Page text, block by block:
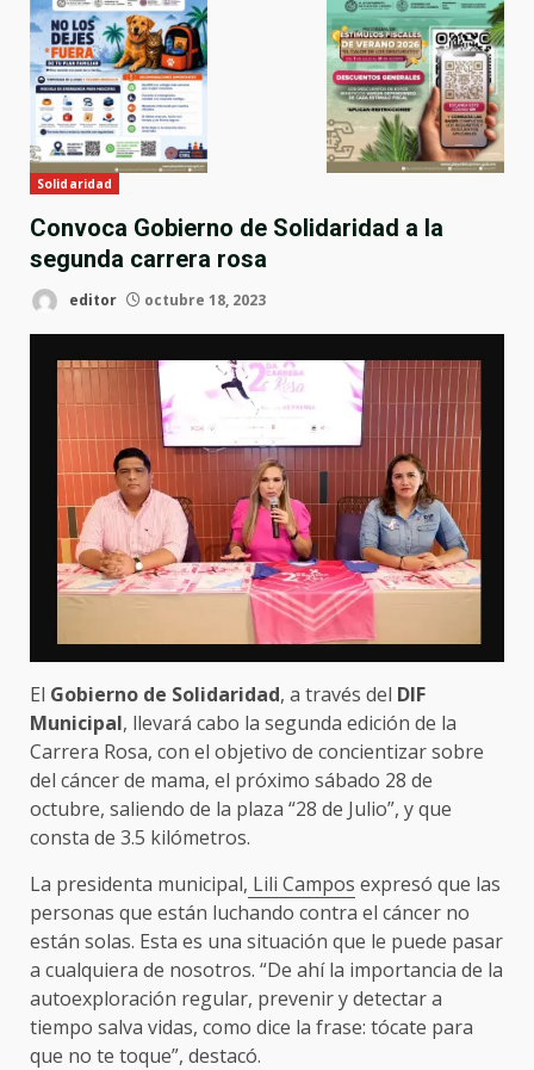
Solidaridad
Convoca Gobierno de Solidaridad a la
segunda carrera rosa
editor octubre 18, 2023
El Gobierno de Solidaridad, a través del DIF
Municipal, llevará cabo la segunda edición de la
Carrera Rosa, con el objetivo de concientizar sobre
del cáncer de mama, el próximo sábado 28 de
octubre, saliendo de la plaza “28 de Julio”, y que
consta de 3.5 kilómetros.
La presidenta municipal, Lili Campos expresó que las
personas que están luchando contra el cáncer no
están solas. Esta es una situación que le puede pasar
a cualquiera de nosotros. “De ahí la importancia de la
autoexploración regular, prevenir y detectar a
tiempo salva vidas, como dice la frase: tócate para
que no te toque”, destacó.